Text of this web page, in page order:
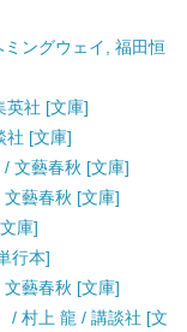
ングウェイ, 福田恒
英社 [文庫]
社 [文庫]
文藝春秋 [文庫]
藝春秋 [文庫]
庫]
行本]
藝春秋 [文庫]
/ 村上 龍 / 講談社 [文